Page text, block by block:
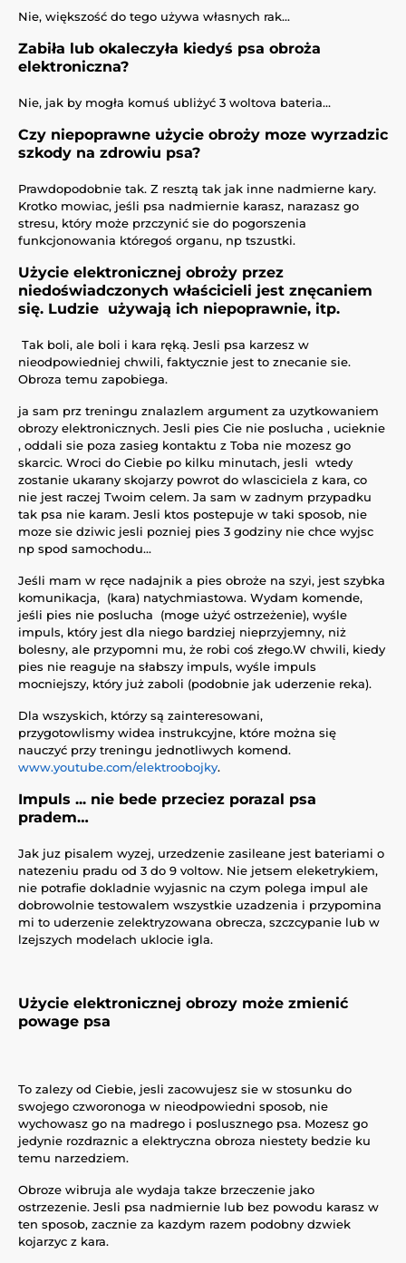
Nie, większość do tego używa własnych rak...
Zabiła lub okaleczyła kiedyś psa obroża
elektroniczna?
Nie, jak by mogła komuś ubliżyć 3 woltova bateria…
Czy niepoprawne użycie obroży moze wyrzadzic
szkody na zdrowiu psa?
Prawdopodobnie tak. Z resztą tak jak inne nadmierne kary.
Krotko mowiac, jeśli psa nadmiernie karasz, narazasz go
stresu, który może przczynić sie do pogorszenia
funkcjonowania któregoś organu, np tszustki.
Użycie elektronicznej obroży przez
niedoświadczonych właścicieli jest znęcaniem
się. Ludzie używają ich niepoprawnie, itp.
Tak boli, ale boli i kara ręką. Jesli psa karzesz w
nieodpowiedniej chwili, faktycznie jest to znecanie sie.
Obroza temu zapobiega.
ja sam prz treningu znalazlem argument za uzytkowaniem
obrozy elektronicznych. Jesli pies Cie nie poslucha , ucieknie
, oddali sie poza zasieg kontaktu z Toba nie mozesz go
skarcic. Wroci do Ciebie po kilku minutach, jesli wtedy
zostanie ukarany skojarzy powrot do wlasciciela z kara, co
nie jest raczej Twoim celem. Ja sam w zadnym przypadku
tak psa nie karam. Jesli ktos postepuje w taki sposob, nie
moze sie dziwic jesli pozniej pies 3 godziny nie chce wyjsc
np spod samochodu...
Jeśli mam w ręce nadajnik a pies obroże na szyi, jest szybka
komunikacja, (kara) natychmiastowa. Wydam komende,
jeśli pies nie poslucha (moge użyć ostrzeżenie), wyśle
impuls, który jest dla niego bardziej nieprzyjemny, niż
bolesny, ale przypomni mu, że robi coś złego.W chwili, kiedy
pies nie reaguje na słabszy impuls, wyśle impuls
mocniejszy, który już zaboli (podobnie jak uderzenie reka).
Dla wszyskich, którzy są zainteresowani,
przygotowlismy widea instrukcyjne, które można się
nauczyć przy treningu jednotliwych komend.
www.youtube.com/elektroobojky.
Impuls ... nie bede przeciez porazal psa
pradem…
Jak juz pisalem wyzej, urzedzenie zasileane jest bateriami o
natezeniu pradu od 3 do 9 voltow. Nie jetsem eleketrykiem,
nie potrafie dokladnie wyjasnic na czym polega impul ale
dobrowolnie testowalem wszystkie uzadzenia i przypomina
mi to uderzenie zelektryzowana obrecza, szczcypanie lub w
lzejszych modelach uklocie igla.
Użycie elektronicznej obrozy może zmienić
powage psa
To zalezy od Ciebie, jesli zacowujesz sie w stosunku do
swojego czworonoga w nieodpowiedni sposob, nie
wychowasz go na madrego i poslusznego psa. Mozesz go
jedynie rozdraznic a elektryczna obroza niestety bedzie ku
temu narzedziem.
Obroze wibruja ale wydaja takze brzeczenie jako
ostrzezenie. Jesli psa nadmiernie lub bez powodu karasz w
ten sposob, zacznie za kazdym razem podobny dzwiek
kojarzyc z kara.